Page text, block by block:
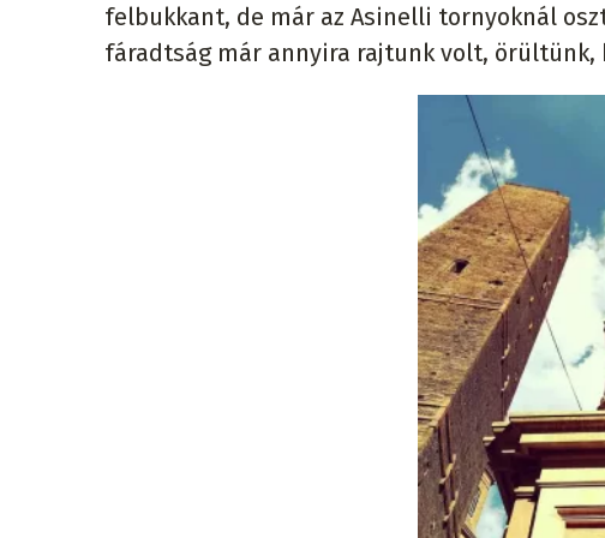
felbukkant, de már az Asinelli tornyoknál
fáradtság már annyira rajtunk volt, örültünk,